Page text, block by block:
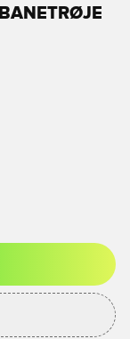
dig som medlem